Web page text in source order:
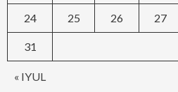
« IYUL
24 25 26 27
31